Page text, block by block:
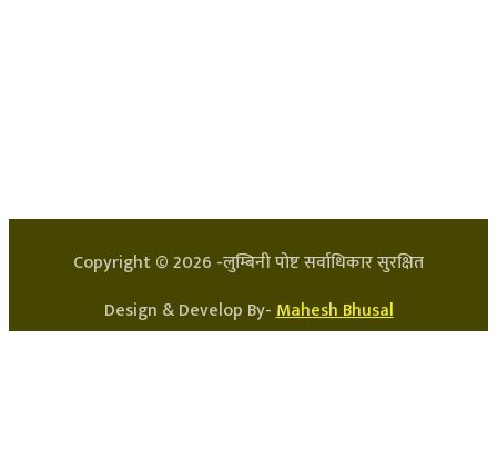
Copyright ©2026 -लुम्बिनी पोष्ट सर्वाधिकार सुरक्षित
Design & Develop By-Mahesh Bhusal